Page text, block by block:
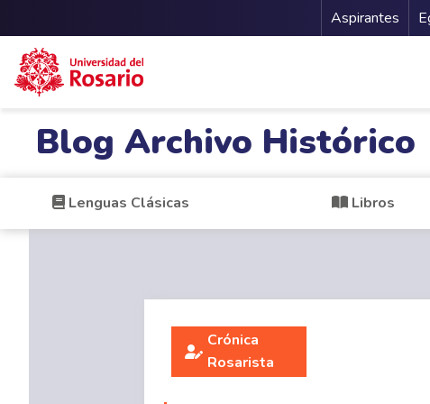
Menu
Aspirantes
Blog Archivo Histórico
Lenguas Clásicas Libros
Crónica
Rosarista